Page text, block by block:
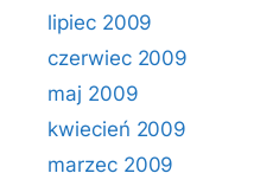
lipiec 2009
czerwiec 2009
maj 2009
kwiecień 2009
marzec 2009